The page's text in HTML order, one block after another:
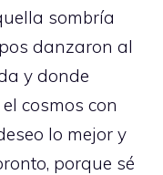
sombría
danzaron al
y donde
cosmos con
lo mejor y
porque sé